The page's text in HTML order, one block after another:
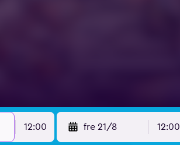
12:00 fre 21/8 12:00